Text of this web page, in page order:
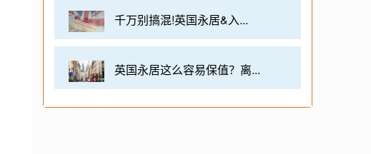
千万别搞混!英国永居&入...
英国永居这么容易保值？离...